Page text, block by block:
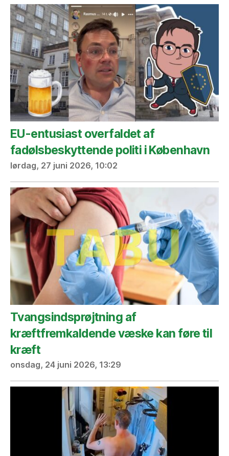
EU-entusiast overfaldet af
fadølsbeskyttende politi i København
lørdag, 27 juni 2026, 10:02
Tvangsindsprøjtning af
kræftfremkaldende væske kan føre til
kræft
onsdag, 24 juni 2026, 13:29